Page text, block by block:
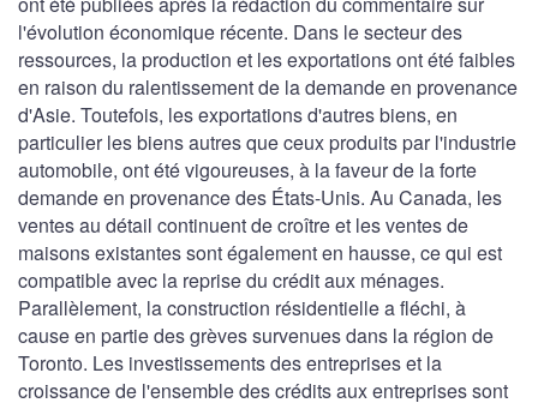
l'évolution économique récente. Dans le secteur des
ressources, la production et les exportations ont été faibles
en raison du ralentissement de la demande en provenance
d'Asie. Toutefois, les exportations d'autres biens, en
particulier les biens autres que ceux produits par l'industrie
automobile, ont été vigoureuses, à la faveur de la forte
demande en provenance des États-Unis. Au Canada, les
ventes au détail continuent de croître et les ventes de
maisons existantes sont également en hausse, ce qui est
compatible avec la reprise du crédit aux ménages.
Parallèlement, la construction résidentielle a fléchi, à
cause en partie des grèves survenues dans la région de
Toronto. Les investissements des entreprises et la
croissance de l'ensemble des crédits aux entreprises sont